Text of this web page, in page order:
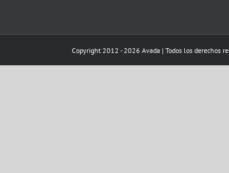
Copyright 2012 - 2026 Avada | Todos los derechos